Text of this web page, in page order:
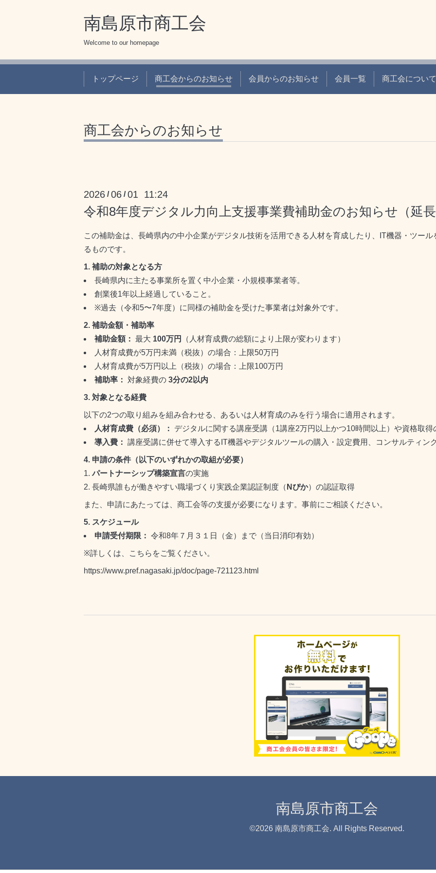
南島原市商工会
Welcome to our homepage
トップページ 商工会からのお知らせ 会員からのお知らせ 会員一覧 商工会について
商工会からのお知らせ
2026 /06 /01 11:24
令和8年度デジタル力向上支援事業費補助金のお知らせ（延長
この補助金は、長崎県内の中小企業がデジタル技術を活用できる人材を育成したり、 IT機器・ツール
るものです。
1. 補助の対象となる方
長崎県内に主たる事業所を置く中小企業・小規模事業者等。
創業後1年以上経過していること。
※過去（令和5〜7年度）に同様の補助金を受けた事業者は対象外です。
2. 補助金額・補助率
補助金額： 最大 100万円
（人材育成費の総額により上限が変わります）
人材育成費が5万円未満（税抜）の場合：上限50万円
人材育成費が5万円以上（税抜）の場合：上限100万円
補助率：
対象経費の 3分の2以内
3. 対象となる経費
以下の2つの取り組みを組み合わせる、あるいは人材育成のみを行う場合に適用されます。
人材育成費（必須）：
デジタルに関する講座受講（1講座2万円以上かつ10時間以上）や資格取得
導入費： 講座受講に併せて導入する IT機器やデジタルツールの購入・設定費用、コンサルティン
4. 申請の条件（以下のいずれかの取組が必要）
パートナーシップ構築宣言の実施
長崎県誰もが働きやすい職場づくり実践企業認証制度（ N ぴか）の認証取得
また、申請にあたっては、商工会等の支援が必要になります。事前にご相談ください。
5. スケジュール
申請受付期限： 令和8年７月３１日（金）まで（当日消印有効）
※詳しくは、こちらをご覧ください。
https://www.pref.nagasaki.jp/doc/page-721123.html
南島原市商工会
©2026 南島原市商工会. All Rights Reserved.